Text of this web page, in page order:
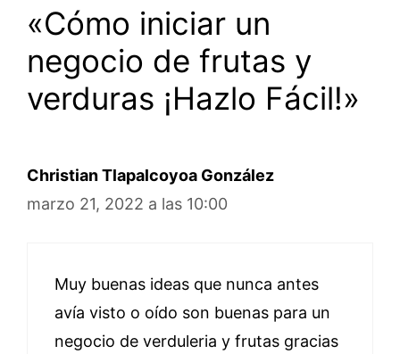
«Cómo iniciar un
negocio de frutas y
verduras ¡Hazlo Fácil!»
Christian Tlapalcoyoa González
marzo 21, 2022 a las 10:00
Muy buenas ideas que nunca antes
avía visto o oído son buenas para un
negocio de verduleria y frutas gracias